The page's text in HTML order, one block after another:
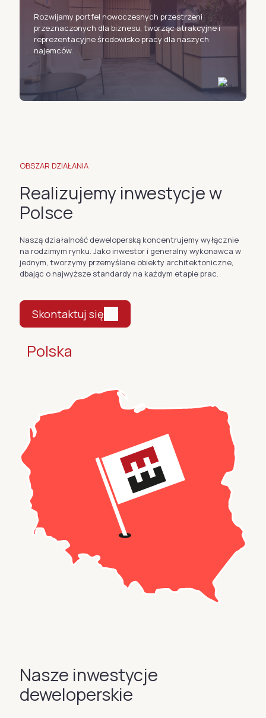
Rozwijamy portfel nowoczesnych przestrzeni
przeznaczonych dla biznesu, tworząc atrakcyjne i
reprezentacyjne środowisko pracy dla naszych
najemców.
OBSZAR DZIAŁANIA
Realizujemy inwestycje w
Polsce
Naszą działalność deweloperską koncentrujemy wyłącznie
na rodzimym rynku. Jako inwestor i generalny wykonawca w
jednym, tworzymy przemyślane obiekty architektoniczne,
dbając o najwyższe standardy na każdym etapie prac.
Skontaktuj się
Polska
Nasze inwestycje
deweloperskie